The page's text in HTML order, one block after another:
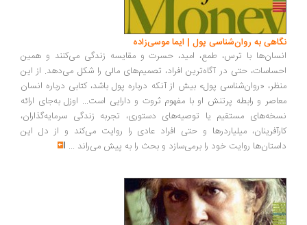
به روان‌شناسی پول | ایما موسی‌زاده
با ترس، طمع، امید، حسرت و مقایسه زندگی می‌کنند و همین
حتی در آگاه‌ترین افراد، تصمیم‌های مالی را شکل می‌دهد. از این
«روان‌شناسی پول» بیش از آنکه درباره پول باشد، کتابی درباره انسان
و رابطه پرتنش او با مفهوم ثروت و دارایی است... اوزل به‌جای ارائه
مستقیم یا توصیه‌های دستوری، تجربه زندگی سرمایه‌گذاران،
میلیاردرها و حتی افراد عادی را روایت می‌کند و از دل این
روایت خود را برمی‌سازد و بحث را به پیش می‌راند ...